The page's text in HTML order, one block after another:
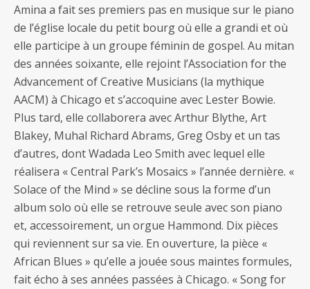
Amina a fait ses premiers pas en musique sur le piano
de l’église locale du petit bourg où elle a grandi et où
elle participe à un groupe féminin de gospel. Au mitan
des années soixante, elle rejoint l’Association for the
Advancement of Creative Musicians (la mythique
AACM) à Chicago et s’accoquine avec Lester Bowie.
Plus tard, elle collaborera avec Arthur Blythe, Art
Blakey, Muhal Richard Abrams, Greg Osby et un tas
d’autres, dont Wadada Leo Smith avec lequel elle
réalisera « Central Park’s Mosaics » l’année dernière. «
Solace of the Mind » se décline sous la forme d’un
album solo où elle se retrouve seule avec son piano
et, accessoirement, un orgue Hammond. Dix pièces
qui reviennent sur sa vie. En ouverture, la pièce «
African Blues » qu’elle a jouée sous maintes formules,
fait écho à ses années passées à Chicago. « Song for